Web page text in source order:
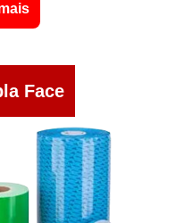
Face